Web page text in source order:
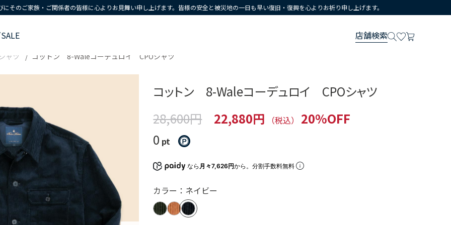
そのご家族・ご関係者の皆様に心よりお見舞い申し上げます。皆様の安全と被災地の一日も早い復旧・復興を心よりお祈り申し上げます。
SALE 店舗検索
ャツ コットン 8-Waleコーデュロイ CPOシャツ
コットン 8-Waleコーデュロイ CPOシャツ
28,600円
22,880円 （税込）
20%OFF
0 pt
なら 月々7,626円から。分割手数料無料
カラー：ネイビー